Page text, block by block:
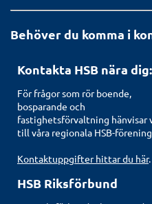
Behöver du komma i
Kontakta HSB nära dig:
För frågor som rör boende,
bosparande och
fastighetsförvaltning hänvisar
till våra regionala HSB-
Kontaktuppgifter hittar du här.
HSB Riksförbund